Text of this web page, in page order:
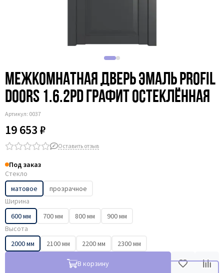
Межкомнатная дверь эмаль Profil
Doors 1.6.2PD графит остеклённая
Артикул: 0037
19 653 ₽
Оставить отзыв
Под заказ
Стекло
матовое
прозрачное
Ширина
600 мм
700 мм 800 мм
900 мм
Высота
2000 мм
2100 мм 2200 мм 2300 мм
В корзину